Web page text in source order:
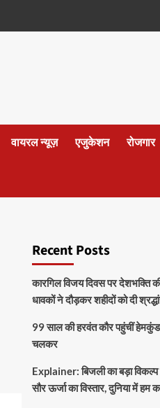
वायरल न्यूज़ एजुकेशन रोजगार
Recent Posts
कारगिल विजय दिवस पर देशभक्ति
धावकों ने दौड़कर शहीदों को दी
99 साल की हरवंत कौर पहुंचीं
चलकर
Explainer: बिजली का बड़ा
सौर ऊर्जा का विस्तार, दुनिया में हम